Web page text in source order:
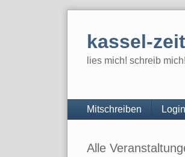
kassel-
lies mich! schreib mich!
Navigation
Mitschreiben Login
Seitenleiste
Alle